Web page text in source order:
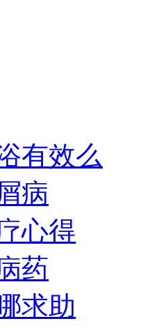
有效么
病
心得
药
求助